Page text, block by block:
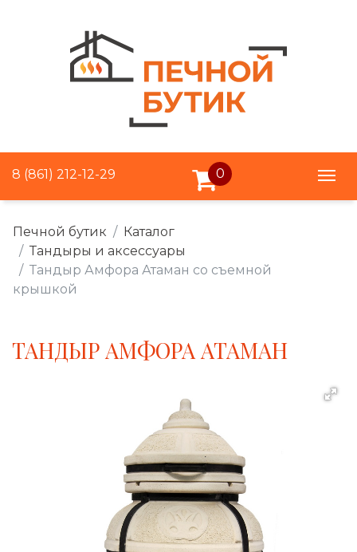
8 (861) 212-12-29 0
Печной бутик
Каталог
Тандыры и аксессуары
Тандыр Амфора Атаман со съемной
крышкой
ТАНДЫР АМФОРА АТАМАН